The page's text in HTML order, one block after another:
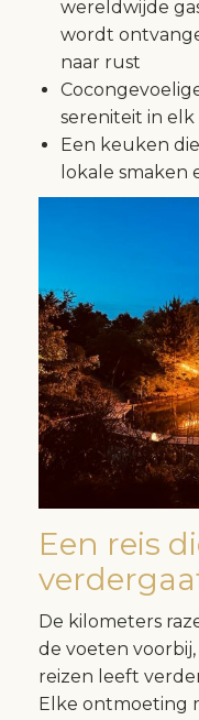
wereldwijde
wordt
naar rust
sereniteit in
Een keuken
lokale smaken
Een reis
De kilometers
de voeten
reizen leeft
Elke ontmoeting